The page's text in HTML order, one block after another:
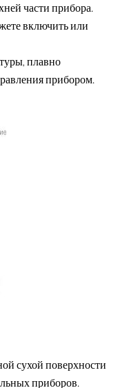
части прибора.
включить или
плавно
прибором.
сухой поверхности
приборов.